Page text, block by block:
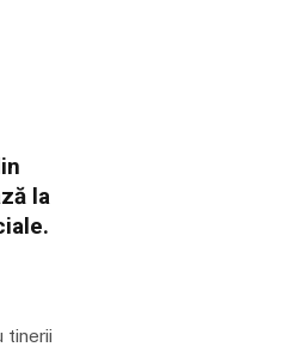
la
tinerii